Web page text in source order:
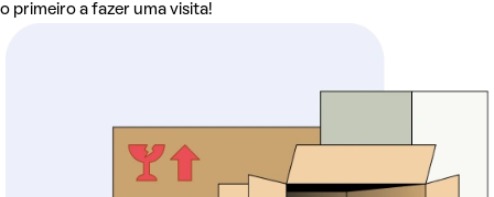
o primeiro a fazer uma visita!